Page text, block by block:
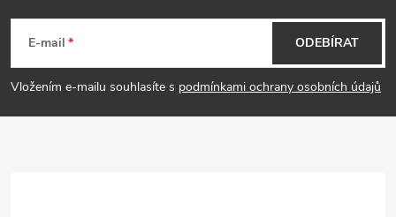
p
E-mail
Vložením e-mailu souhlasíte s podmínkami ochrany osobních údajů
ODEBÍRAT